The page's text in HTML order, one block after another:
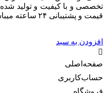
و با کیفیت و تولید شده در
۲۴ ساعته میباشد
به سبد